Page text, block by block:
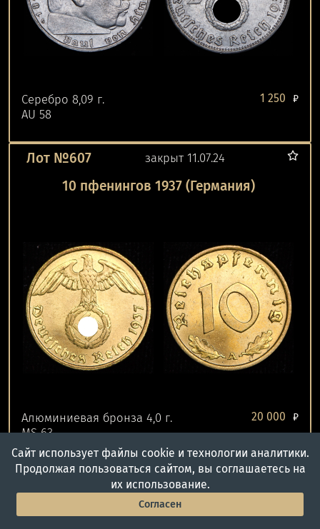
Серебро 8,09 г.
AU 58
1 250 ₽
Лот №607 закрыт 11.07.24
10 пфенингов 1937 (Германия)
Алюминиевая бронза 4,0 г.
MS 63
20 000 ₽
Лот №608 закрыт 11.07.24
5 пфеннигов 1939 (Германия) A
Сайт использует файлы cookie и технологии аналитики.
Продолжая пользоваться сайтом, вы соглашаетесь на
их использование.
Согласен